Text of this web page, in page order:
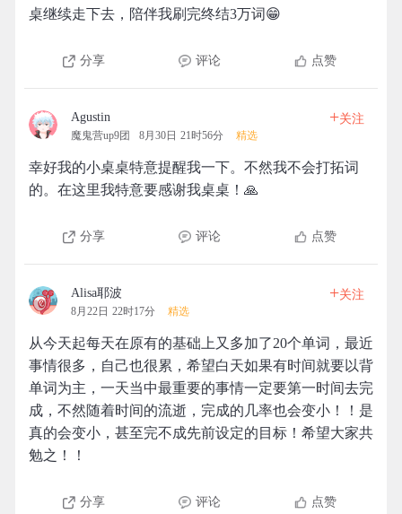
桌继续走下去，陪伴我刷完终结3万词😁
分享 评论 点赞
Agustin
魔鬼营up9团 8月30日 21时56分 精选
+关注
幸好我的小桌桌特意提醒我一下。不然我不会打拓词
的。在这里我特意要感谢我桌桌！🙏
分享 评论 点赞
Alisa耶波
8月22日 22时17分 精选
+关注
从今天起每天在原有的基础上又多加了20个单词，最近
事情很多，自己也很累，希望白天如果有时间就要以背
单词为主，一天当中最重要的事情一定要第一时间去完
成，不然随着时间的流逝，完成的几率也会变小！！是
真的会变小，甚至完不成先前设定的目标！希望大家共
勉之！！
分享 评论 点赞